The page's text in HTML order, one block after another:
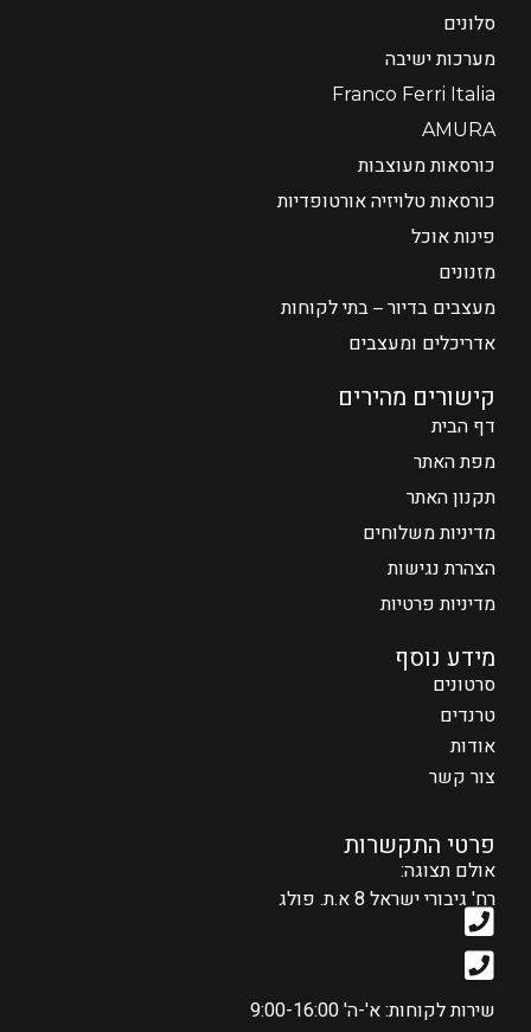
סלונים
מערכות ישיבה
Franco Ferri Italia
AMURA
כורסאות מעוצבות
כורסאות טלויזיה אורטופדיות
פינות אוכל
מזנונים
מעצבים בדיור – בתי לקוחות
אדריכלים ומעצבים
קישורים מהירים
דף הבית
מפת האתר
תקנון האתר
מדיניות משלוחים
הצהרת נגישות
מדיניות פרטיות
מידע נוסף
סרטונים
טרנדים
אודות
צור קשר
פרטי התקשרות
אולם תצוגה:
רח' גיבורי ישראל 8 א.ת. פולג
שירות לקוחות: א'-ה' 9:00-16:00